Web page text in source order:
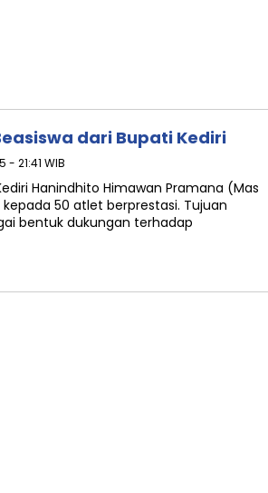
dari Bupati Kediri
- 21:41 WIB
Kediri Hanindhito Himawan Pramana (Mas
50 atlet berprestasi. Tujuan
bentuk dukungan terhadap